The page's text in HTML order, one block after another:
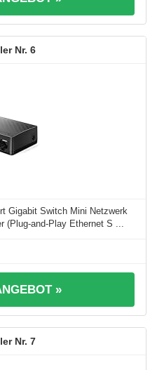
6
Gigabit Switch Mini Netzwerk
(Plug-and-Play Ethernet S ...
»
7